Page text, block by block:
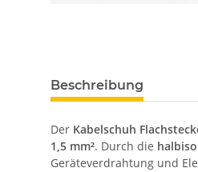
Beschreibung
Der Kabelschuh
1,5 mm². Durch die
Geräteverdrahtung und